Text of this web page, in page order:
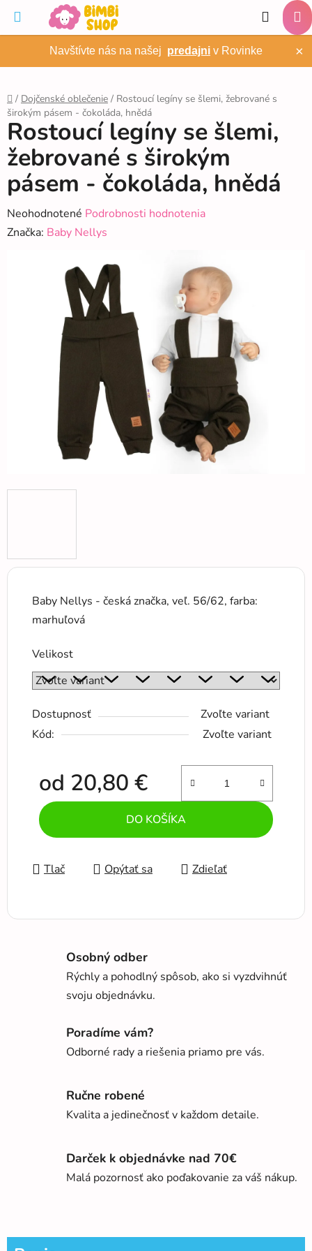
obsah
Navštívte nás na našej predajni v Rovinke ×
Hľadať
Domov
/ Dojčenské oblečenie / Rostoucí legíny se šlemi, žebrované s
širokým pásem - čokoláda, hnědá
Baby Nellys - česká značka, veľ. 56/62, farba:
marhuľová
Velikost
Dostupnosť
Zvoľte variant
Kód:
Zvoľte variant
od 20,80 €
Jednotková cena:
DO KOŠÍKA
Tlač Opýtať sa Zdieľať
Rostoucí legíny se šlemi,
žebrované s širokým
pásem - čokoláda, hnědá
Priemerné
hodnotenie
hviezdičiek.
Neohodnotené Podrobnosti hodnotenia
Značka: Baby Nellys
Osobný odber
Rýchly a pohodlný spôsob, ako si vyzdvihnúť
svoju objednávku.
Poradíme vám?
Odborné rady a riešenia priamo pre vás.
Ručne robené
Kvalita a jedinečnosť v každom detaile.
Darček k objednávke nad 70€
Malá pozornosť ako poďakovanie za váš nákup.